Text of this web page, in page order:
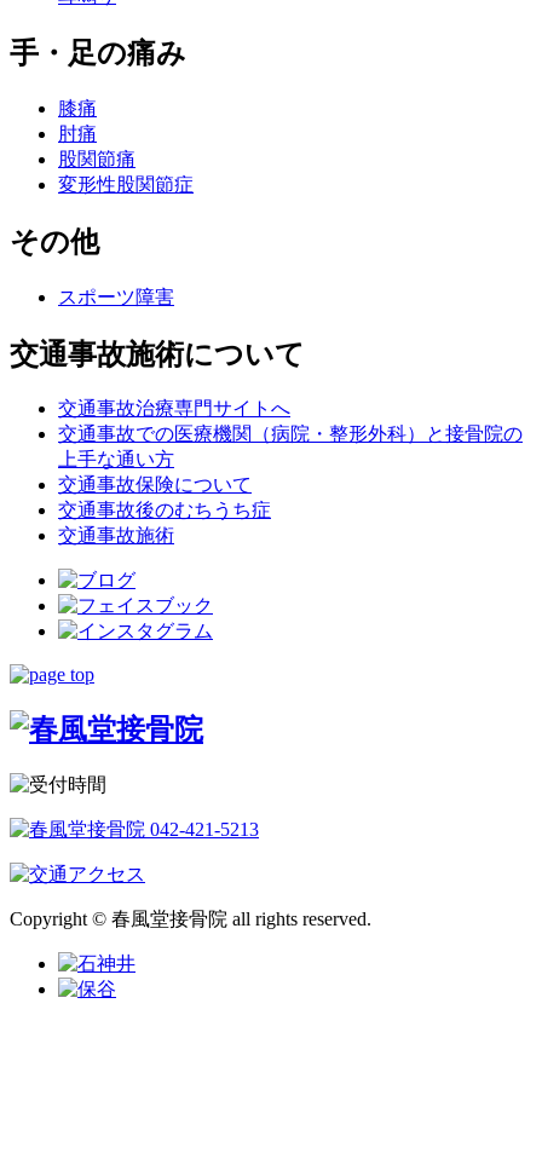
手・足の痛み
膝痛
肘痛
股関節痛
変形性股関節症
その他
スポーツ障害
交通事故施術について
交通事故治療専門サイトへ
交通事故での医療機関（病院・整形外科）と接骨院の
上手な通い方
交通事故保険について
交通事故後のむちうち症
交通事故施術
Copyright © 春風堂接骨院 all rights reserved.